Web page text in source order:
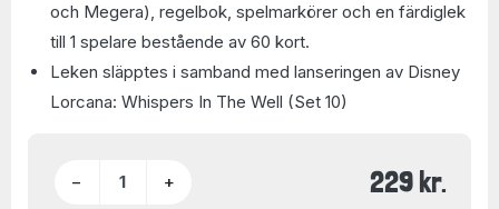
och Megera), regelbok, spelmarkörer och en färdiglek
till 1 spelare bestående av 60 kort.
Leken släpptes i samband med lanseringen av Disney
Lorcana: Whispers In The Well (Set 10)
− + 229 kr.